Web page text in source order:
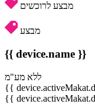
מבצע לרוכשים
מבצע
{{ device.name }}
ללא מע"מ
{{
{{